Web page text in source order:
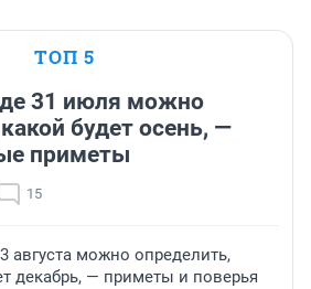
ТОП 5
31 июля можно
будет осень, —
приметы
15
августа можно определить,
декабрь, — приметы и поверья